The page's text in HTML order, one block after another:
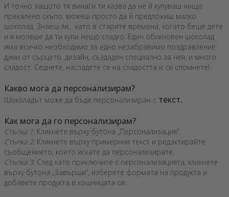
И точно защото тя винаги ти казва да не й купуваш нищо
прекалено скъпо, можеш просто да й предложиш малко
шоколад. Знаеш ли... като в старите времена, когато беше дете
и я молеше да ти купи нещо сладко. Един обикновен шоколад
има всичко необходимо за едно незабравимо поздравление:
думи от сърцето, дизайн, създаден специално за нея, и много
сладост. Седнете, насладете се на сладостта и си спомнете!
Какво мога да персонализирам?
Шоколадът може да бъде персонализиран с текст.
Как мога да го персонализирам?
Стъпка 1:Кликнете върху бутона „Персонализация“.
Стъпка 2:Кликнете върху примерния текст и редактирайте
съобщението, което искате да персонализирате.
Стъпка 3:След като приключите с персонализацията, кликнете
върху бутона „Завърши“, изберете формата на продукта и
добавете продукта в кошницата си.